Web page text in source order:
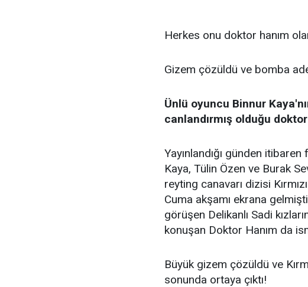
Herkes onu doktor hanım
Gizem çözüldü ve bomba
Ünlü oyuncu Binnur
canlandırmış olduğu
Yayınlandığı günden
Kaya, Tülin Özen ve Burak
reyting canavarı dizisi
Cuma akşamı ekrana
görüşen Delikanlı Sadi
konuşan Doktor Hanım da
Büyük gizem çözüldü ve
sonunda ortaya çıktı!